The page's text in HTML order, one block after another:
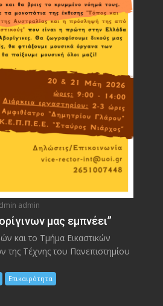
admin
μας εμπνέει”
και το Τμήμα Εικαστικών
της Τέχνης του Πανεπιστημίου
Επικαιρότητα